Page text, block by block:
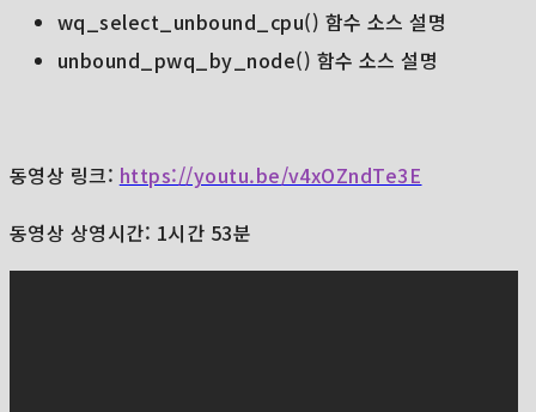
wq_select_unbound_cpu() 함수 소스 설명
unbound_pwq_by_node() 함수 소스 설명
동영상 링크: https://youtu.be/v4xOZndTe3E
동영상 상영시간: 1시간 53분